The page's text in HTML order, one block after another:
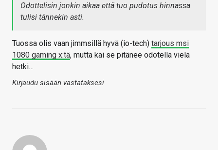
Odottelisin jonkin aikaa että tuo pudotus hinnassa
tulisi tännekin asti.
Tuossa olis vaan jimmsillä hyvä (io-tech) tarjous msi
1080 gaming x:tä, mutta kai se pitänee odotella vielä
hetki…
Kirjaudu sisään vastataksesi